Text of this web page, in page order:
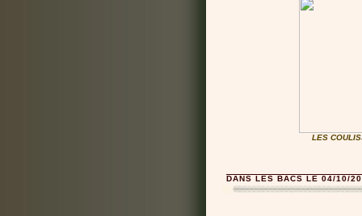
LES
DANS LES BACS LE 04/10/